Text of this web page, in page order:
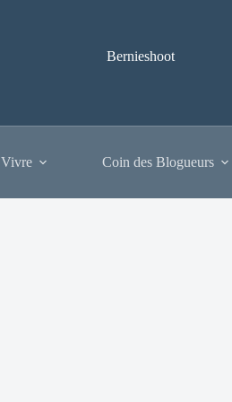
Bernieshoot
Coin des Blogueurs